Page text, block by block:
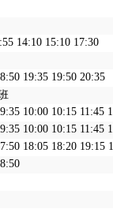
14:10 15:10 17:30
19:35 19:50 20:35
10:00 10:15 11:45
10:00 10:15 11:45
18:05 18:20 19:15